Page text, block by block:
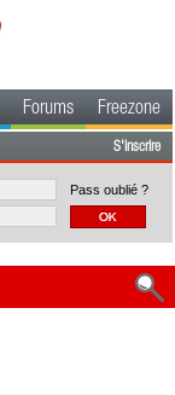
Forums Freezone
S'inscrire
Pass oublié ?